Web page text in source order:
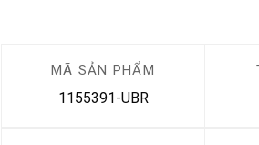
MÃ SẢN PHẨM
1155391-UBR